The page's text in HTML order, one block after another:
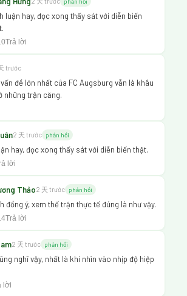
luận hay, đọc xong thấy sát với diễn biến
Trả lời
trước
đề lớn nhất của FC Augsburg vẫn là khâu
những trận căng.
2 天 trước phản hồi
hay, đọc xong thấy sát với diễn biến thật.
lời
Thảo2 天 trước phản hồi
đồng ý, xem thế trận thực tế đúng là như vậy.
Trả lời
2 天 trước phản hồi
nghĩ vậy, nhất là khi nhìn vào nhịp độ hiệp
lời